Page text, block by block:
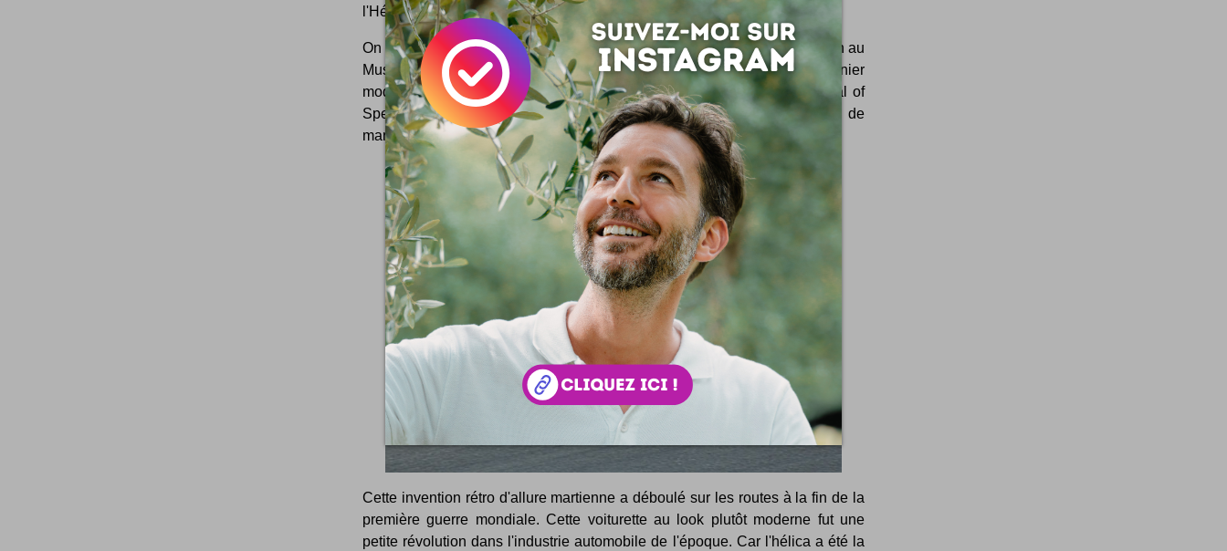
l'Hélica et des informations sur cette drôle de voiture.
On y apprend ainsi que l'on peut voir un exemplaire d'Hélica en exposition au
Musée du CNAM à Paris. Vous pouvez aussi voir "en vrai" le seul dernier
modèle roulant qui se produit de temps à autres lors du festival "Festival of
Speed" de Goodwood. Voici une photo de ce dernier modèle en état de
marche photographié sur le circuit de Val de Vienne.
Cette invention rétro d'allure martienne a déboulé sur les routes à la fin de la
première guerre mondiale. Cette voiturette au look plutôt moderne fut une
petite révolution dans l'industrie automobile de l'époque. Car l'hélica a été la